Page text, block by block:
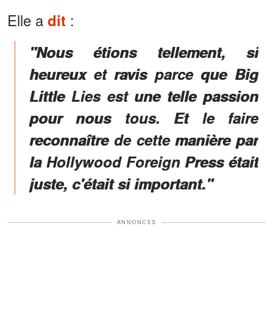
Elle a dit :
"Nous étions tellement, si
heureux et ravis parce que Big
Little Lies est une telle passion
pour nous tous. Et le faire
reconnaître de cette manière par
la Hollywood Foreign Press était
juste, c'était si important."
ANNONCES